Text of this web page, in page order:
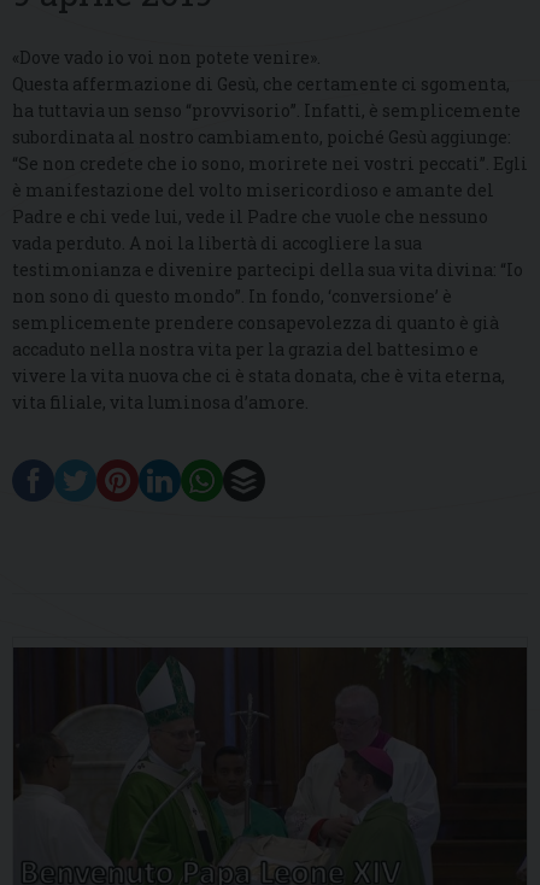
«Dove vado io voi non potete venire».
Questa affermazione di Gesù, che certamente ci sgomenta,
ha tuttavia un senso “provvisorio”. Infatti, è semplicemente
subordinata al nostro cambiamento, poiché Gesù aggiunge:
“Se non credete che io sono, morirete nei vostri peccati”. Egli
è manifestazione del volto misericordioso e amante del
Padre e chi vede lui, vede il Padre che vuole che nessuno
vada perduto. A noi la libertà di accogliere la sua
testimonianza e divenire partecipi della sua vita divina: “Io
non sono di questo mondo”. In fondo, ‘conversione’ è
semplicemente prendere consapevolezza di quanto è già
accaduto nella nostra vita per la grazia del battesimo e
vivere la vita nuova che ci è stata donata, che è vita eterna,
vita filiale, vita luminosa d’amore.